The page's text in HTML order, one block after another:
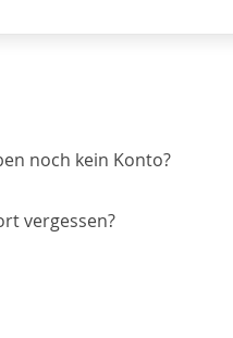
noch kein Konto?
vergessen?